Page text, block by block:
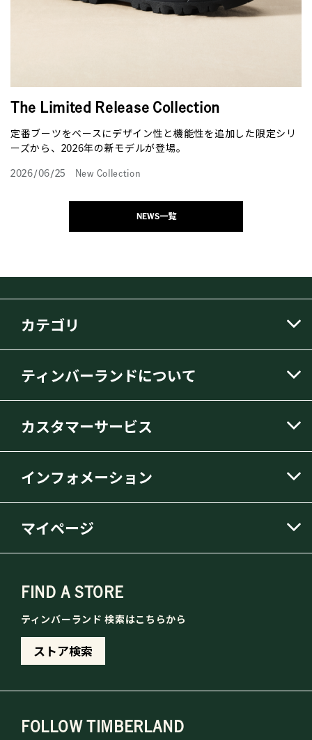
The Limited Release Collection
定番ブーツをベースにデザイン性と機能性を追加した限定シリ
ーズから、2026年の新モデルが登場。
2026/06/25
New Collection
NEWS一覧
カテゴリ
ティンバーランドについて
カスタマーサービス
インフォメーション
マイページ
FIND A STORE
ティンバーランド 検索はこちらから
ストア検索
FOLLOW TIMBERLAND